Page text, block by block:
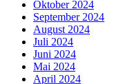
Oktober 2024
September 2024
August 2024
Juli 2024
Juni 2024
Mai 2024
April 2024